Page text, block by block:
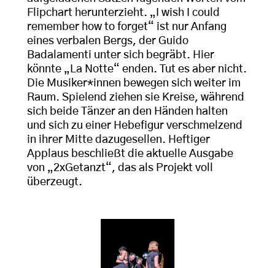
Flipchart herunterzieht. „I wish I could
remember how to forget“ ist nur Anfang
eines verbalen Bergs, der Guido
Badalamenti unter sich begräbt. Hier
könnte „La Notte“ enden. Tut es aber nicht.
Die Musiker*innen bewegen sich weiter im
Raum. Spielend ziehen sie Kreise, während
sich beide Tänzer an den Händen halten
und sich zu einer Hebefigur verschmelzend
in ihrer Mitte dazugesellen. Heftiger
Applaus beschließt die aktuelle Ausgabe
von „2xGetanzt“, das als Projekt voll
überzeugt.